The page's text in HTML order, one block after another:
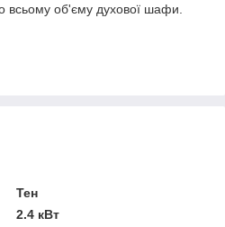
всьому об'єму духової шафи.
Тен
2.4 кВт